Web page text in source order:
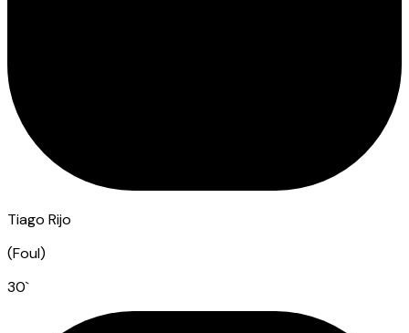
Tiago Rijo
(Foul)
30`